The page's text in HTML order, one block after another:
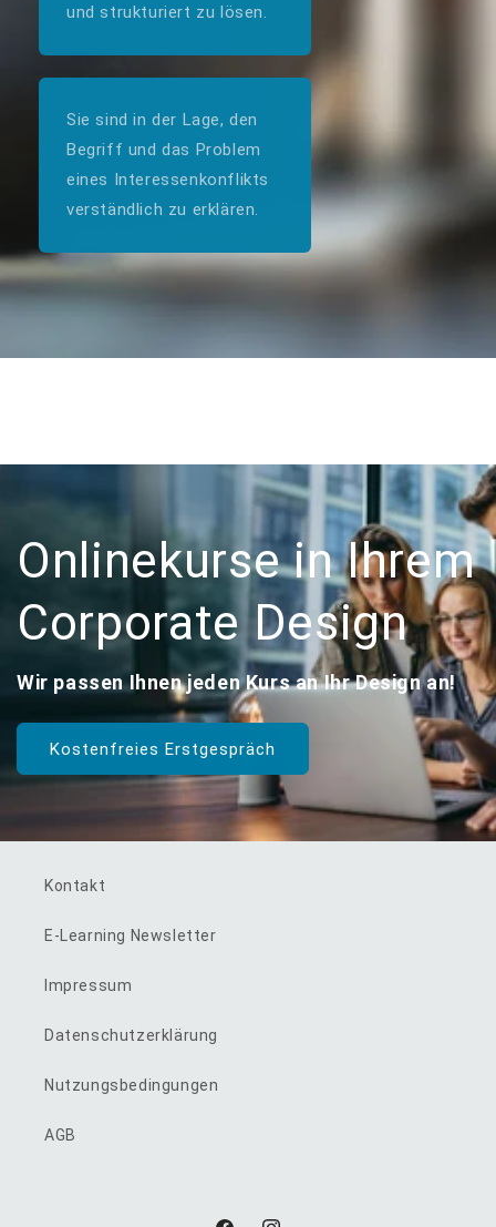
und strukturiert zu lösen.
Sie sind in der Lage, den
Begriff und das Problem
eines Interessenkonflikts
verständlich zu erklären.
Onlinekurse in Ihrem
Corporate Design
Wir passen Ihnen jeden Kurs an Ihr Design an!
Kostenfreies Erstgespräch
Kontakt
E-Learning Newsletter
Impressum
Datenschutzerklärung
Nutzungsbedingungen
AGB